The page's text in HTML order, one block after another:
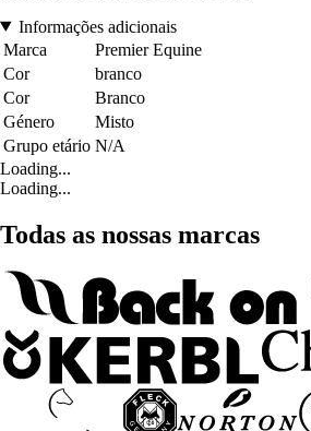
Informações adicionais
Marca
Premier Equine
Cor
branco
Cor
Branco
Género
Misto
Grupo etário N/A
Loading...
Loading...
Todas as nossas marcas